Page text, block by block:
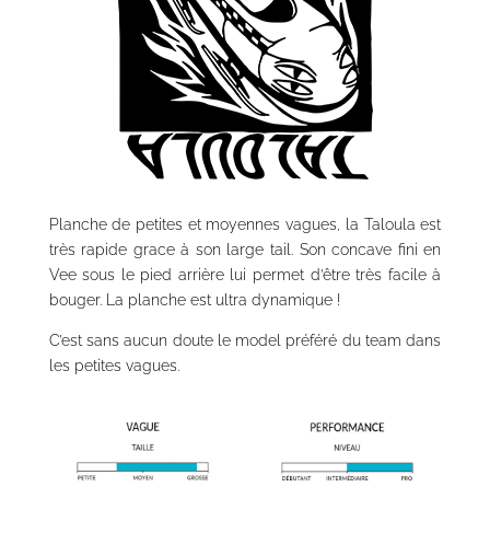
Planche de petites et moyennes vagues, la Taloula est
très rapide grace à son large tail. Son concave fini en
Vee sous le pied arrière lui permet d’être très facile à
bouger. La planche est ultra dynamique !
C’est sans aucun doute le model préféré du team dans
les petites vagues.